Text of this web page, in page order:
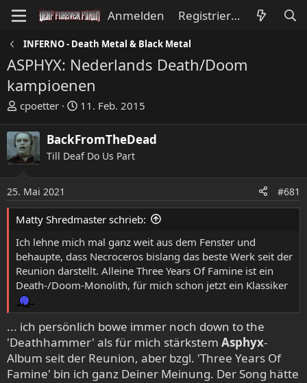
Anmelden Registrieren
INFERNO - Death Metal & Black Metal
ASPHYX: Nederlands Death/Doom
kampioenen
E
s
t
e
l
e
r
cpoetter
E
s
t
e
l
t
a
11. Feb. 2015
BackFromTheDead
Till Deaf Do Us Part
25. Mai 2021 #681
Matty Shredmaster schrieb:
Ich lehne mich mal ganz weit aus dem Fenster und
behaupte, dass Necroceros bislang das beste Werk seit der
Reunion darstellt. Alleine Three Years Of Famine ist ein
Death-/Doom-Monolith, für mich schon jetzt ein Klassiker
... ich persönlich bowe immer noch down to the
'Deathhammer' als für mich stärkstem Asphyx-
Album seit der Reunion, aber bzgl. 'Three Years Of
Famine' bin ich ganz Deiner Meinung. Der Song hätte